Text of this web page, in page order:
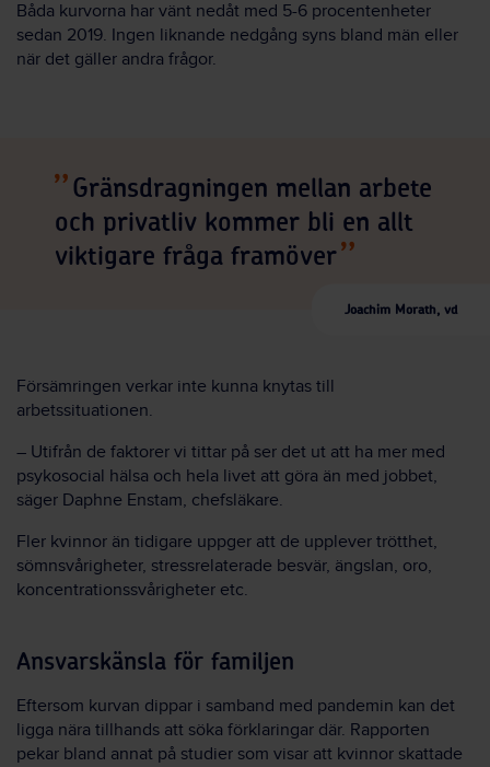
Båda kurvorna har vänt nedåt med 5-6 procentenheter
sedan 2019. Ingen liknande nedgång syns bland män eller
när det gäller andra frågor.
Gränsdragningen mellan arbete
och privatliv kommer bli en allt
viktigare fråga framöver
Joachim Morath, vd
Försämringen verkar inte kunna knytas till
arbetssituationen.
– Utifrån de faktorer vi tittar på ser det ut att ha mer med
psykosocial hälsa och hela livet att göra än med jobbet,
säger Daphne Enstam, chefsläkare.
Fler kvinnor än tidigare uppger att de upplever trötthet,
sömnsvårigheter, stressrelaterade besvär, ängslan, oro,
koncentrationssvårigheter etc.
Ansvarskänsla för familjen
Eftersom kurvan dippar i samband med pandemin kan det
ligga nära tillhands att söka förklaringar där. Rapporten
pekar bland annat på studier som visar att kvinnor skattade